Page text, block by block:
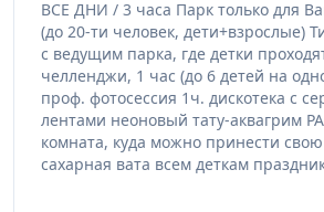
ВСЕ ДНИ / 3 часа Парк только для
(до 20-ти человек, дети+взрослые)
с ведущим парка, где детки
челленджи, 1 час (до 6 детей на
проф. фотосессия 1ч. дискотека с
лентами неоновый тату-аквагрим
комната, куда можно принести
сахарная вата всем деткам